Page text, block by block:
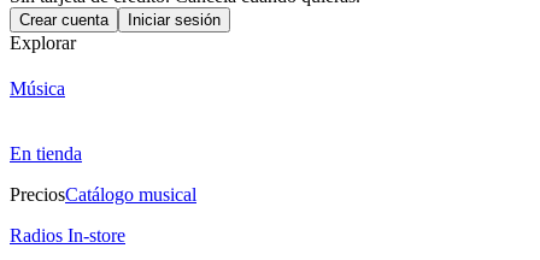
Crear cuenta Iniciar sesión
Explorar
Música
En tienda
PreciosCatálogo musical
Radios In-store